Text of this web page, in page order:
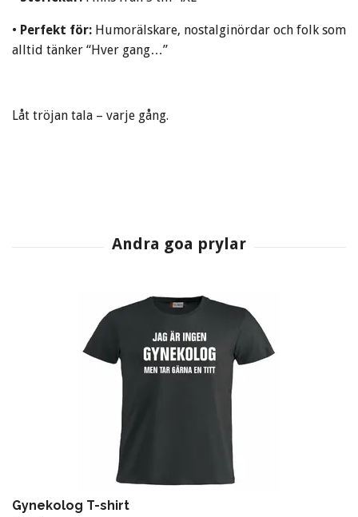
• Perfekt för: Humorälskare, nostalginördar och folk som
alltid tänker “Hver gang…”
Låt tröjan tala – varje gång.
Gynekolog T-shirt